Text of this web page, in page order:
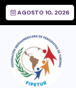
AGOSTO 10, 2026